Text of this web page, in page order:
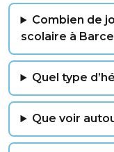
Combien de
scolaire à
Quel type
Que voir